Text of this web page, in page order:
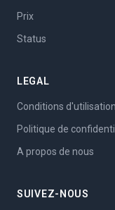
Prix
Status
LEGAL
Conditions d'utilisation
Politique de
A propos de nous
SUIVEZ-NOUS